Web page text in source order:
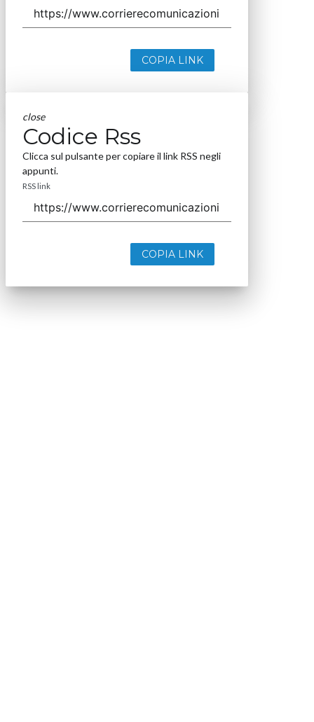
COPIA LINK
close
Codice Rss
Clicca sul pulsante per copiare il link RSS negli
appunti.
RSS link
COPIA LINK